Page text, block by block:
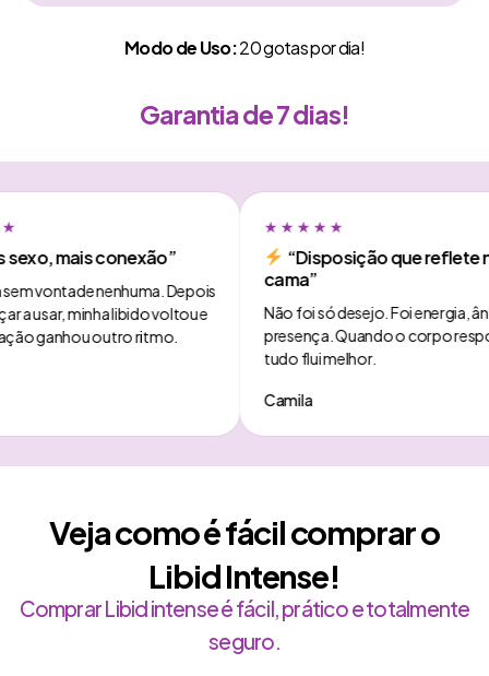
Modo de Uso:20 gotas por dia!
Garantia de 7 dias!
mais conexão”
vontade nenhuma. Depois
a usar, minha libido voltou e
ganhou outro ritmo.
★★★★★
“Disposição que reflete
cama”
Não foi só desejo. Foi energia,
presença. Quando o corpo
tudo flui melhor.
Camila
Veja como é fácil comprar o
Libid Intense!
Comprar Libid intense é fácil, prático e totalmente
seguro.